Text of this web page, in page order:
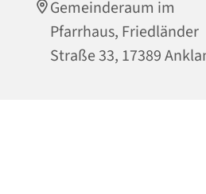
Gemeinderaum im
Pfarrhaus, Friedländer
Straße 33, 17389